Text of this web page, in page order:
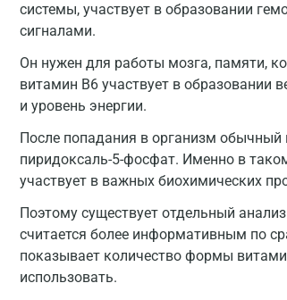
системы, участвует в образовании
сигналами.
Он нужен для работы мозга, памяти,
витамин B6 участвует в образовании
и уровень энергии.
После попадания в организм
пиридоксаль-5-фосфат. Именно в
участвует в важных биохимических
Поэтому существует отдельный
считается более информативным по
показывает количество формы
использовать.